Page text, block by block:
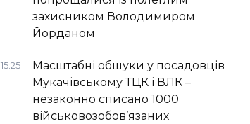
захисником Володимиром
Йорданом
15:25
Масштабні обшуки у посадовців
Мукачівському ТЦК і ВЛК –
незаконно списано 1000
військовозобов’язаних